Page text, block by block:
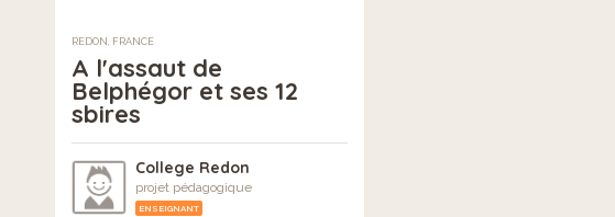
REDON, FRANCE
A l'assaut de
Belphégor et ses 12
sbires
College Redon
projet pédagogique
ENSEIGNANT